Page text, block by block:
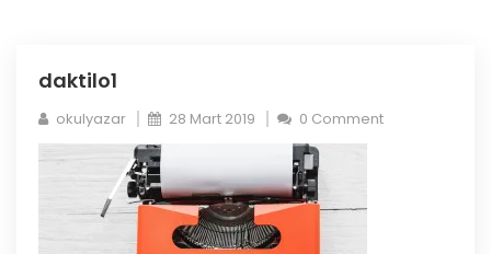
daktilo1
okulyazar 28 Mart 2019 0 Comment